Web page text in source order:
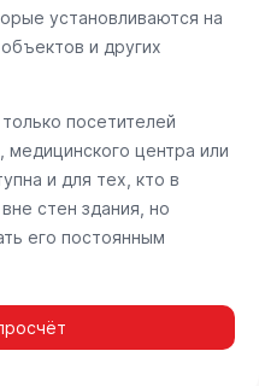
установливаются на
и других
посетителей
медицинского центра или
и для тех, кто в
стен здания, но
его постоянным